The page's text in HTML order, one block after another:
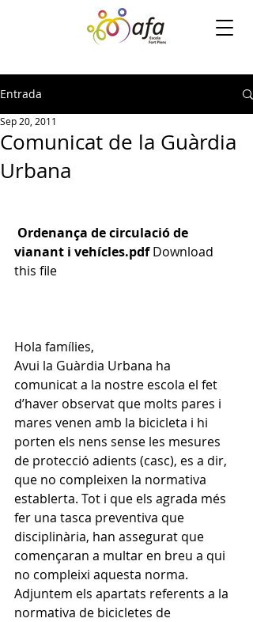
Entrada
Comunicat de la Guàrdia
Urbana
Sep 20, 2011
Ordenança de circulació de
vianant i vehícles.pdf Download
this file
Hola famílies,
Avui la Guàrdia Urbana ha
comunicat a la nostre escola el fet
d’haver observat que molts pares i
mares venen amb la bicicleta i hi
porten els nens sense les mesures
de protecció adients (casc), es a dir,
que no compleixen la normativa
establerta. Tot i que els agrada més
fer una tasca preventiva que
disciplinària, han assegurat que
començaran a multar en breu a qui
no compleixi aquesta norma.
Adjuntem els apartats referents a la
normativa de bicicletes de